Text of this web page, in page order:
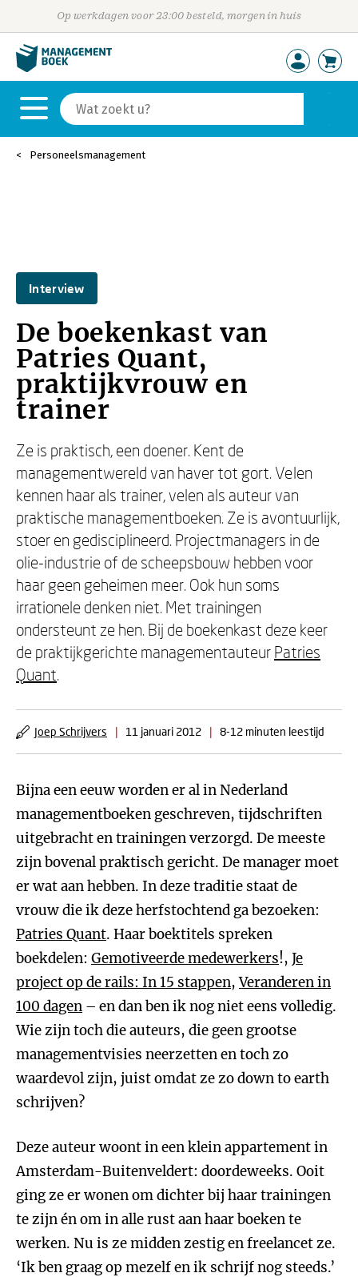
Op werkdagen voor 23:00 besteld, morgen in huis
Personeelsmanagement
Interview
De boekenkast van
Patries Quant,
praktijkvrouw en
trainer
Ze is praktisch, een doener. Kent de
managementwereld van haver tot gort. Velen
kennen haar als trainer, velen als auteur van
praktische managementboeken. Ze is avontuurlijk,
stoer en gedisciplineerd. Projectmanagers in de
olie-industrie of de scheepsbouw hebben voor
haar geen geheimen meer. Ook hun soms
irrationele denken niet. Met trainingen
ondersteunt ze hen. Bij de boekenkast deze keer
de praktijkgerichte managementauteur Patries
Quant.
Joep Schrijvers | 11 januari 2012 | 8-12 minuten leestijd
Bijna een eeuw worden er al in Nederland
managementboeken geschreven, tijdschriften
uitgebracht en trainingen verzorgd. De meeste
zijn bovenal praktisch gericht. De manager moet
er wat aan hebben. In deze traditie staat de
vrouw die ik deze herfstochtend ga bezoeken:
Patries Quant. Haar boektitels spreken
boekdelen: Gemotiveerde medewerkers!, Je
project op de rails: In 15 stappen,Veranderen in
100 dagen – en dan ben ik nog niet eens volledig.
Wie zijn toch die auteurs, die geen grootse
managementvisies neerzetten en toch zo
waardevol zijn, juist omdat ze zo down to earth
schrijven?
Deze auteur woont in een klein appartement in
Amsterdam-Buitenveldert: doordeweeks. Ooit
ging ze er wonen om dichter bij haar trainingen
te zijn én om in alle rust aan haar boeken te
werken. Nu is ze midden zestig en freelancet ze.
‘Ik ben graag op mezelf en ik schrijf nog steeds.’